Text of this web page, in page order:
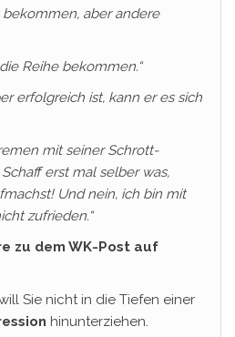
aber andere
Reihe bekommen.“
erfolgreich ist, kann er es sich
mit seiner Schrott-
erst mal selber was,
Und nein, ich bin mit
zufrieden.“
zu dem WK-Post auf
Sie nicht in die Tiefen einer
hinunterziehen.